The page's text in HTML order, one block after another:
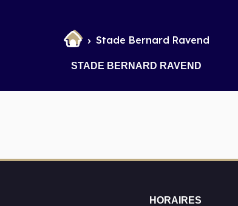
Stade Bernard Ravend
STADE BERNARD RAVEND
HORAIRES